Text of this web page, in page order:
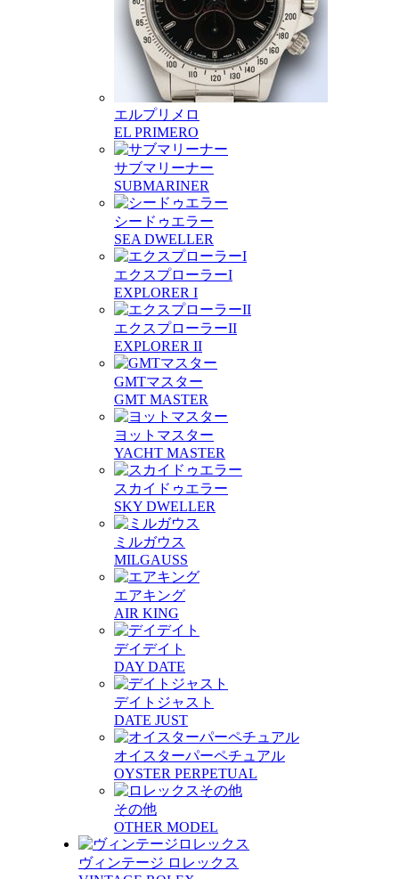
エルプリメロ
EL PRIMERO
サブマリーナー
SUBMARINER
シードゥエラー
SEA DWELLER
エクスプローラーI
EXPLORER I
エクスプローラーII
EXPLORER II
GMTマスター
GMT MASTER
ヨットマスター
YACHT MASTER
スカイドゥエラー
SKY DWELLER
ミルガウス
MILGAUSS
エアキング
AIR KING
デイデイト
DAY DATE
デイトジャスト
DATE JUST
オイスターパーペチュアル
OYSTER PERPETUAL
その他
OTHER MODEL
ヴィンテージ ロレックス